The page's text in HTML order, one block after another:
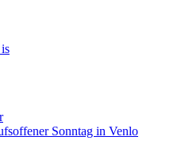
Sonntag in Venlo